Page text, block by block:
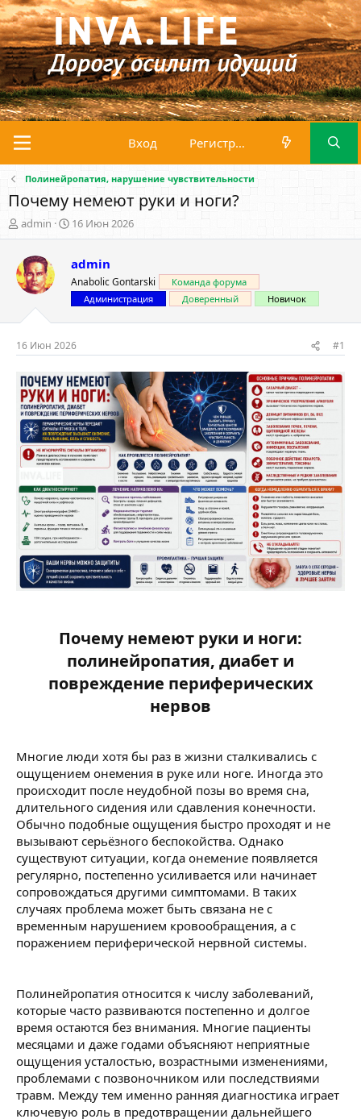
Вход Регистрация
Полинейропатия, нарушение чувствительности
Почему немеют руки и ноги?
А
в
о
р
т
м
ы
admin
Д
а
а
н
а
ч
а
л
а
16 Июн 2026
admin
Anabolic Gontarski
Команда форума
Администрация
Доверенный Новичок
16 Июн 2026 #1
Почему немеют руки и ноги:
полинейропатия, диабет и
повреждение периферических
нервов​
Многие люди хотя бы раз в жизни сталкивались с
ощущением онемения в руке или ноге. Иногда это
происходит после неудобной позы во время сна,
длительного сидения или сдавления конечности.
Обычно подобные ощущения быстро проходят и не
вызывают серьёзного беспокойства. Однако
существуют ситуации, когда онемение появляется
регулярно, постепенно усиливается или начинает
сопровождаться другими симптомами. В таких
случаях проблема может быть связана не с
временным нарушением кровообращения, а с
поражением периферической нервной системы.
Полинейропатия относится к числу заболеваний,
которые часто развиваются постепенно и долгое
время остаются без внимания. Многие пациенты
месяцами и даже годами объясняют неприятные
ощущения усталостью, возрастными изменениями,
проблемами с позвоночником или последствиями
травм. Между тем именно ранняя диагностика играет
ключевую роль в предотвращении дальнейшего